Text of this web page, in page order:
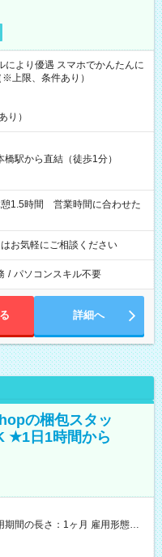
より優遇 スマホでかんたんに
上限、条件あり）
り）
駅から直結（徒歩1分）
お気軽にご相談ください
/ パソコンスキル不要
詳細へ
の梱包スタッ
★1日1時間から
期間の長さ：1ヶ月 雇用形態、